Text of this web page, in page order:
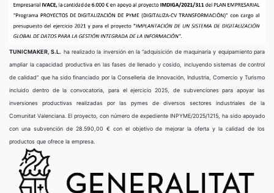
TUNICMAKER, S.L. ha realizado la inversión en la “adquisición de maquinaria y equipamiento para
ampliar la capacidad productiva en las fases de llenado y cosido, incluyendo sistemas de control
de calidad” que ha sido financiado por la Conselleria de Innovación, Industria, Comercio y Turismo
incluido dentro de la convocatoria, para el ejercicio 2025, de subvenciones para apoyar las
inversiones productivas realizadas por las pymes de diversos sectores industriales de la
Comunitat Valenciana. El proyecto, con número de expediente INPYME/2025/1215, ha sido apoyado
con una subvención de 28.590,00 € con el objetivo de mejorar la oferta y la calidad de los
productos que ofrece la empresa.